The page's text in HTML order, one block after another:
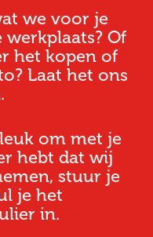
we voor je
Of
het kopen of
Laat het ons
om met je
hebt dat wij
stuur je
je het
in.